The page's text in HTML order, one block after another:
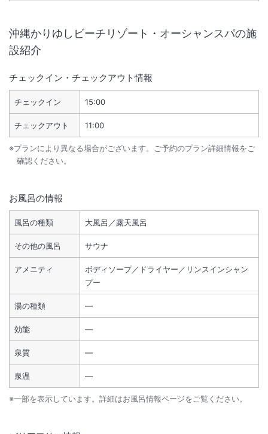
沖縄かりゆしビーチリゾート・オーシャンスパの施
設紹介
チェックイン・チェックアウト情報
チェックイン 15:00
チェックアウト 11:00
※プランにより異なる場合がございます。ご予約のプラン詳細情報をご
確認ください。
お風呂の情報
風呂の種類 大風呂／露天風呂
その他の風呂 サウナ
アメニティ
ボディソープ／ドライヤー／リンスインシャン
プー
湯の種類 ―
効能 ―
泉質 ―
泉温 ―
※一部を表示しています。詳細はお風呂情報ページをご覧ください。